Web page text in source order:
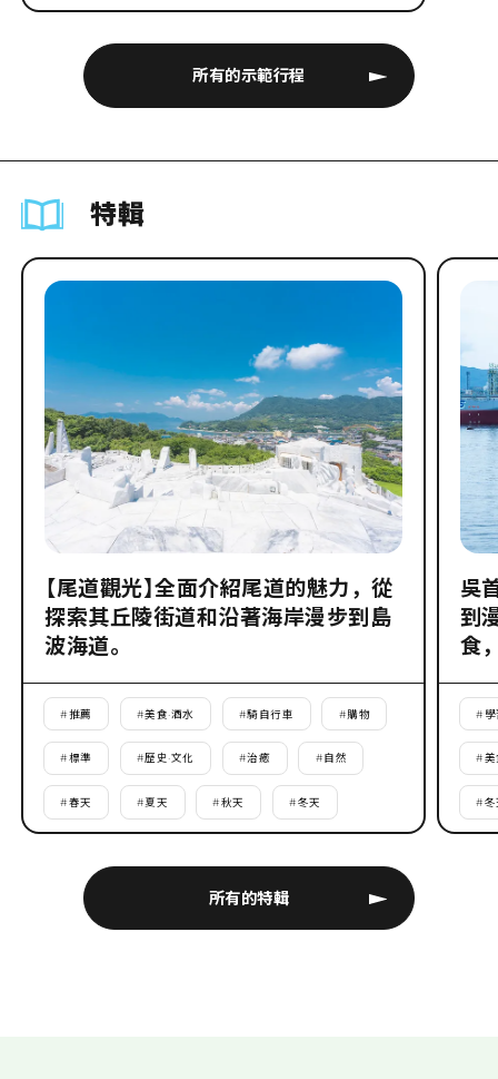
所有的示範行程
特輯
所有的特輯
【尾道觀光】全面介紹尾道的魅力，從
探索其丘陵街道和沿著海岸漫步到島
波海道。
#推薦 #美食·酒水 #騎自行車 #購物
#標準 #歷史·文化 #治癒 #自然
#春天 #夏天 #秋天 #冬天
吳
到
食
# 學
#美
#冬